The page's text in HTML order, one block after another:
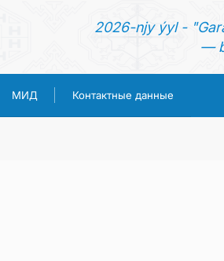
2026-njy ýyl -
—
МИД Контактные данные